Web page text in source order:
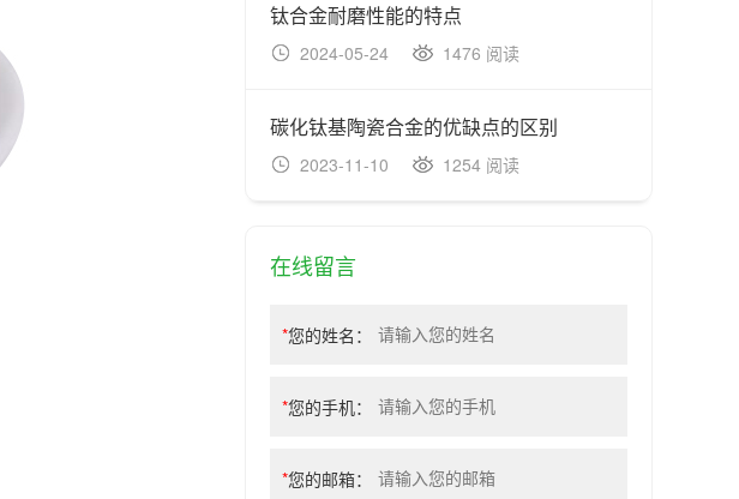
钛合金耐磨性能的特点
2024-05-24 1476 阅读
碳化钛基陶瓷合金的优缺点的区别
2023-11-10 1254 阅读
在线留言
*您的姓名：
*您的手机：
*您的邮箱：